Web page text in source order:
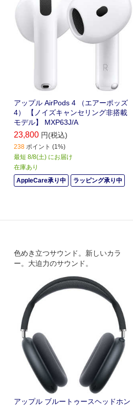
アップル AirPods 4 （エアーポッズ
4） 【ノイズキャンセリング非搭載
モデル】 MXP63J/A
23,800 円(税込)
238 ポイント (1%)
最短 8/8(土) にお届け
在庫あり
AppleCare承り中
ラッピング承り中
色めき立つサウンド。新しいカラ
ー。大迫力のサウンド。
アップル ブルートゥースヘッドホン